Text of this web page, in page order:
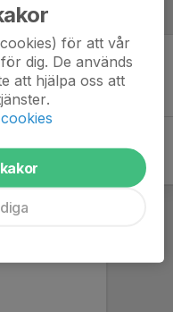
för att vår
dig. De används
att hjälpa oss att